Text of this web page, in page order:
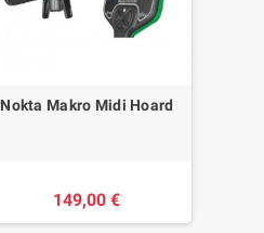
Nokta Makro Midi Hoard
149,00 €